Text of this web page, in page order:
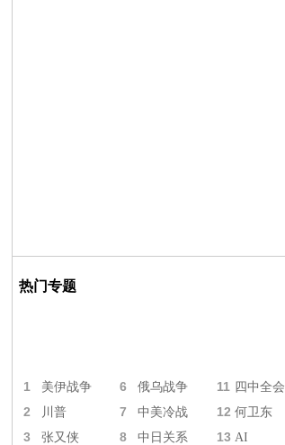
热门专题
1 美伊战争 6 俄乌战争 11 四中全会
2 川普 7 中美冷战 12 何卫东
3 张又侠 8 中日关系 13 AI